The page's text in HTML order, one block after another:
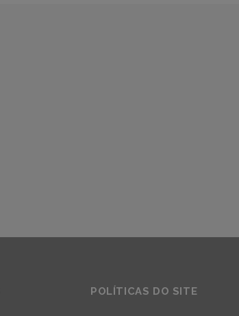
POLÍTICAS DO SITE